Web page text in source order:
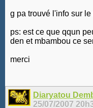
g pa trouvé l'info sur
ps: est ce que qqun
den et mbambou ce
merci
Diaryatou
25/07/2007